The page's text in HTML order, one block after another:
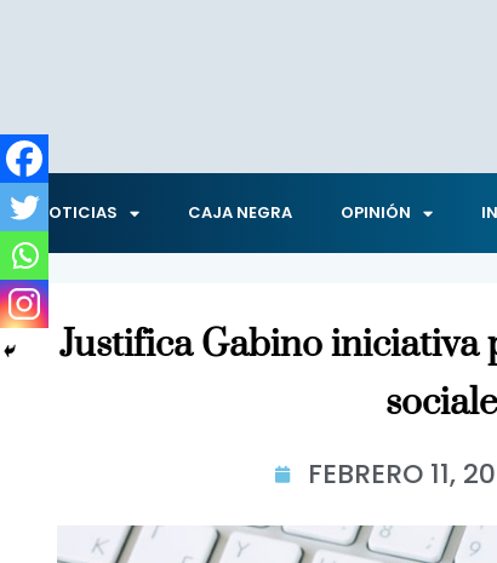
NOTICIAS CAJA NEGRA OPINIÓN
Justifica Gabino iniciativa
FEBRERO 11,